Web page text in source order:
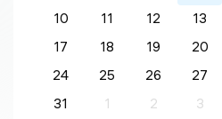
10
11 12 13
17
18 19 20
24
25 26 27
31
1 2 3